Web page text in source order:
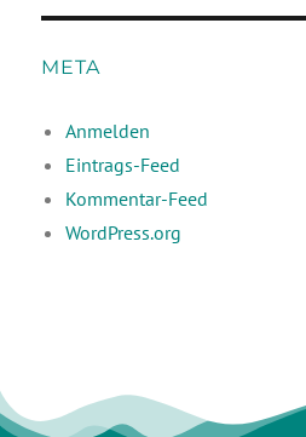
META
Anmelden
Eintrags-Feed
Kommentar-Feed
WordPress.org